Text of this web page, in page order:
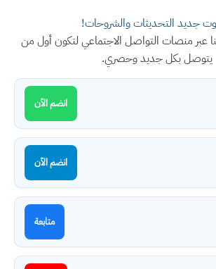
جديد التحديثات والشروحات!
عبر منصات التواصل الاجتماعي لتكون أول من
يتوصل بكل جديد وحصري.
انضم الآن
انضم الآن
متابعة